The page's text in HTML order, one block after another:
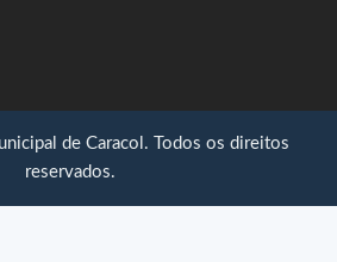
de Caracol. Todos os direitos
reservados.